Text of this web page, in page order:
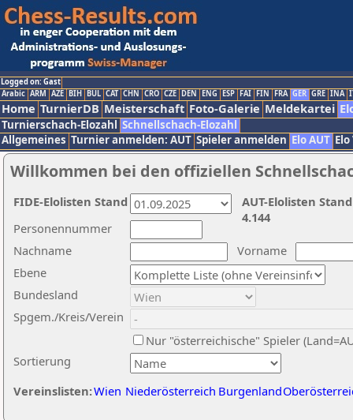
Logged on: Gast
Arabic ARM AZE BIH BUL CAT CHN CRO CZE DEN ENG ESP FAI FIN FRA GER GRE INA
Home TurnierDB Meisterschaft Foto-Galerie Meldekartei
Turnierschach-Elozahl Schnellschach-Elozahl
Allgemeines Turnier anmelden: AUT Spieler anmelden Elo AUT
Willkommen bei den offiziellen
Nachname
Vorname
Ebene
Sortierung
Personennummer
Bundesland
Spgem./Kreis/Verein
Nur "österreichische" Spieler
Vereinslisten:Wien Niederösterreich Burgenland
AUT-Elolisten
4.144
FIDE-Elolisten Stand